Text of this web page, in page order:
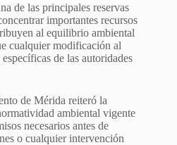
de las principales reservas
importantes recursos
al equilibrio ambiental
cualquier modificación al
de las autoridades
de Mérida reiteró la
ambiental vigente
necesarios antes de
o cualquier intervención